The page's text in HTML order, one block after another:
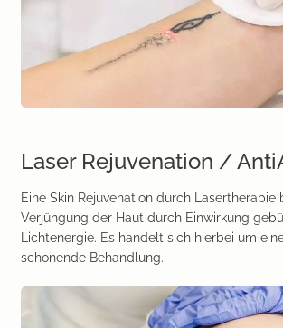
Laser Rejuvenation /
Eine Skin Rejuvenation durch Lasertherapie
Verjüngung der Haut durch Einwirkung
Lichtenergie. Es handelt sich hierbei um
schonende Behandlung.